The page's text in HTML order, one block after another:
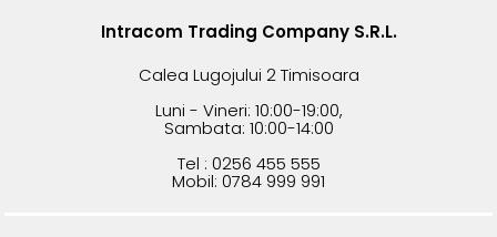
Intracom Trading Company S.R.L.
Calea Lugojului 2 Timisoara
Luni - Vineri: 10:00-19:00,
Sambata: 10:00-14:00
Tel : 0256 455 555
Mobil: 0784 999 991